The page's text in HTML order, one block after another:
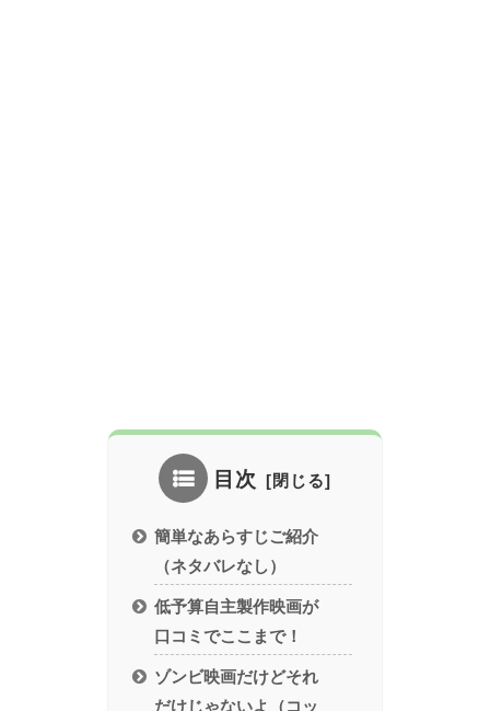
目次
簡単なあらすじご紹介
（ネタバレなし）
低予算自主製作映画が
口コミでここまで！
ゾンビ映画だけどそれ
だけじゃないよ（コッ